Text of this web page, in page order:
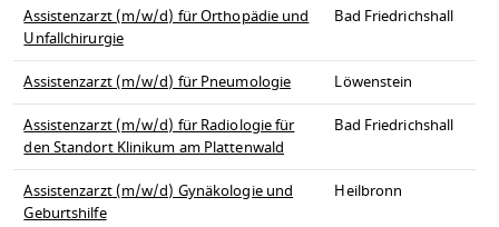
Assistenzarzt (m/w/d) für Orthopädie und
Unfallchirurgie
Bad Friedrichshall
Assistenzarzt (m/w/d) für Pneumologie
Löwenstein
Assistenzarzt (m/w/d) für Radiologie für
den Standort Klinikum am Plattenwald
Bad Friedrichshall
Assistenzarzt (m/w/d) Gynäkologie und
Geburtshilfe
Heilbronn